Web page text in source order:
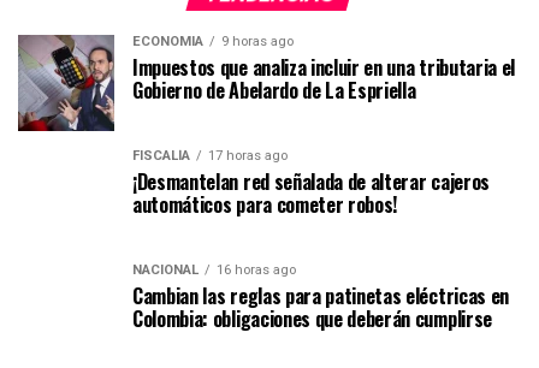
ECONOMIA 9 horas ago
Impuestos que analiza incluir en una tributaria el
Gobierno de Abelardo de La Espriella
FISCALÍA 17 horas ago
¡Desmantelan red señalada de alterar cajeros
automáticos para cometer robos!
NACIONAL 16 horas ago
Cambian las reglas para patinetas eléctricas en
Colombia: obligaciones que deberán cumplirse